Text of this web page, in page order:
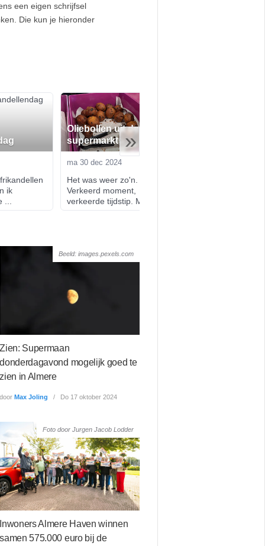
een eigen schrijfsel
Die kun je hieronder
ik
...
Oliebollen uit de
supermarkt
ma 30 dec 2024
Het was weer zo'n. dag.
Verkeerd moment,
verkeerde tijdstip. M...
»
Beeld: images.pexels.com
Zien: Supermaan
donderdagavond mogelijk goed te
zien in Almere
doorMax Joling Do 17 oktober 2024
Foto door Jurgen Jacob Lodder
Inwoners Almere Haven winnen
samen 575.000 euro bij de